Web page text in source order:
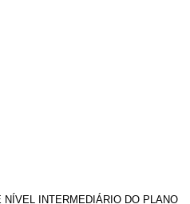
INTERMEDIÁRIO DO PLANO